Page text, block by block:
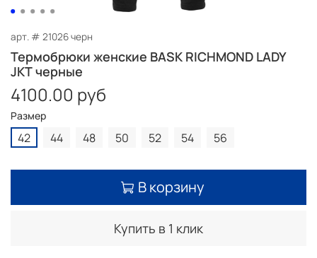
арт. # 21026 черн
Термобрюки женские BASK RICHMOND LADY
JKT черные
4100.00 руб
Размер
42 44 48 50 52 54 56
В корзину
Купить в 1 клик